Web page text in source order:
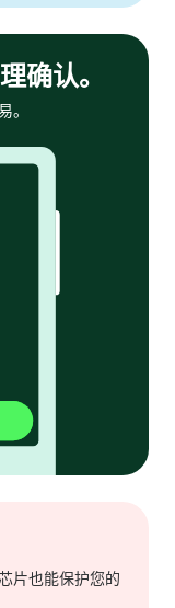
确认。
。
片也能保护您的